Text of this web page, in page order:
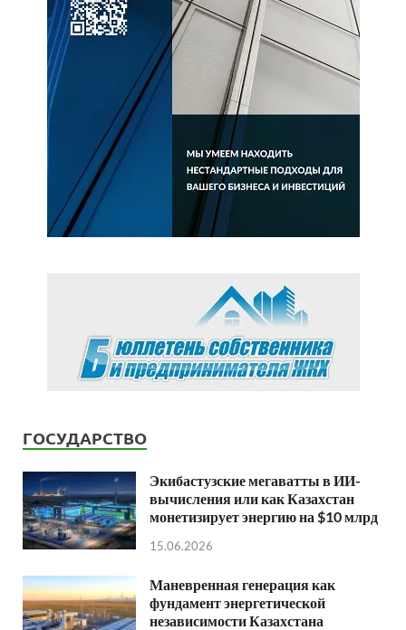
ГОСУДАРСТВО
Экибастузские мегаватты в ИИ-
вычисления или как Казахстан
монетизирует энергию на $10 млрд
15.06.2026
Маневренная генерация как
фундамент энергетической
независимости Казахстана